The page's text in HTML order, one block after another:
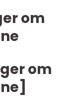
om
om